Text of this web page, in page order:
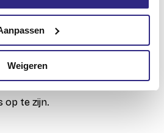
Weigeren
leerlingen en docenten van
meedoen of meer weten? Houd
op te zijn.